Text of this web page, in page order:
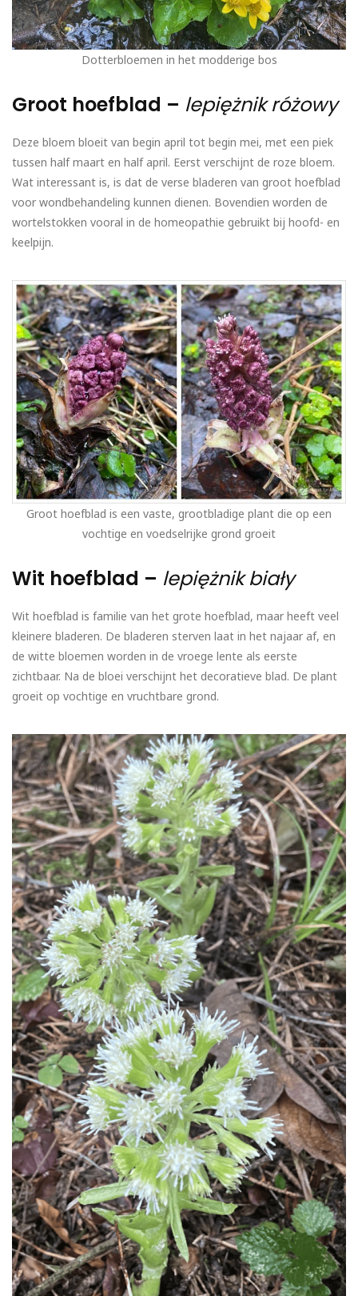
Dotterbloemen in het modderige bos
Groot hoefblad – lepiężnik różowy
Deze bloem bloeit van begin april tot begin mei, met een piek
tussen half maart en half april. Eerst verschijnt de roze bloem.
Wat interessant is, is dat de verse bladeren van groot hoefblad
voor wondbehandeling kunnen dienen. Bovendien worden de
wortelstokken vooral in de homeopathie gebruikt bij hoofd- en
keelpijn.
Groot hoefblad is een vaste, grootbladige plant die op een
vochtige en voedselrijke grond groeit
Wit hoefblad – lepiężnik biały
Wit hoefblad is familie van het grote hoefblad, maar heeft veel
kleinere bladeren. De bladeren sterven laat in het najaar af, en
de witte bloemen worden in de vroege lente als eerste
zichtbaar. Na de bloei verschijnt het decoratieve blad. De plant
groeit op vochtige en vruchtbare grond.